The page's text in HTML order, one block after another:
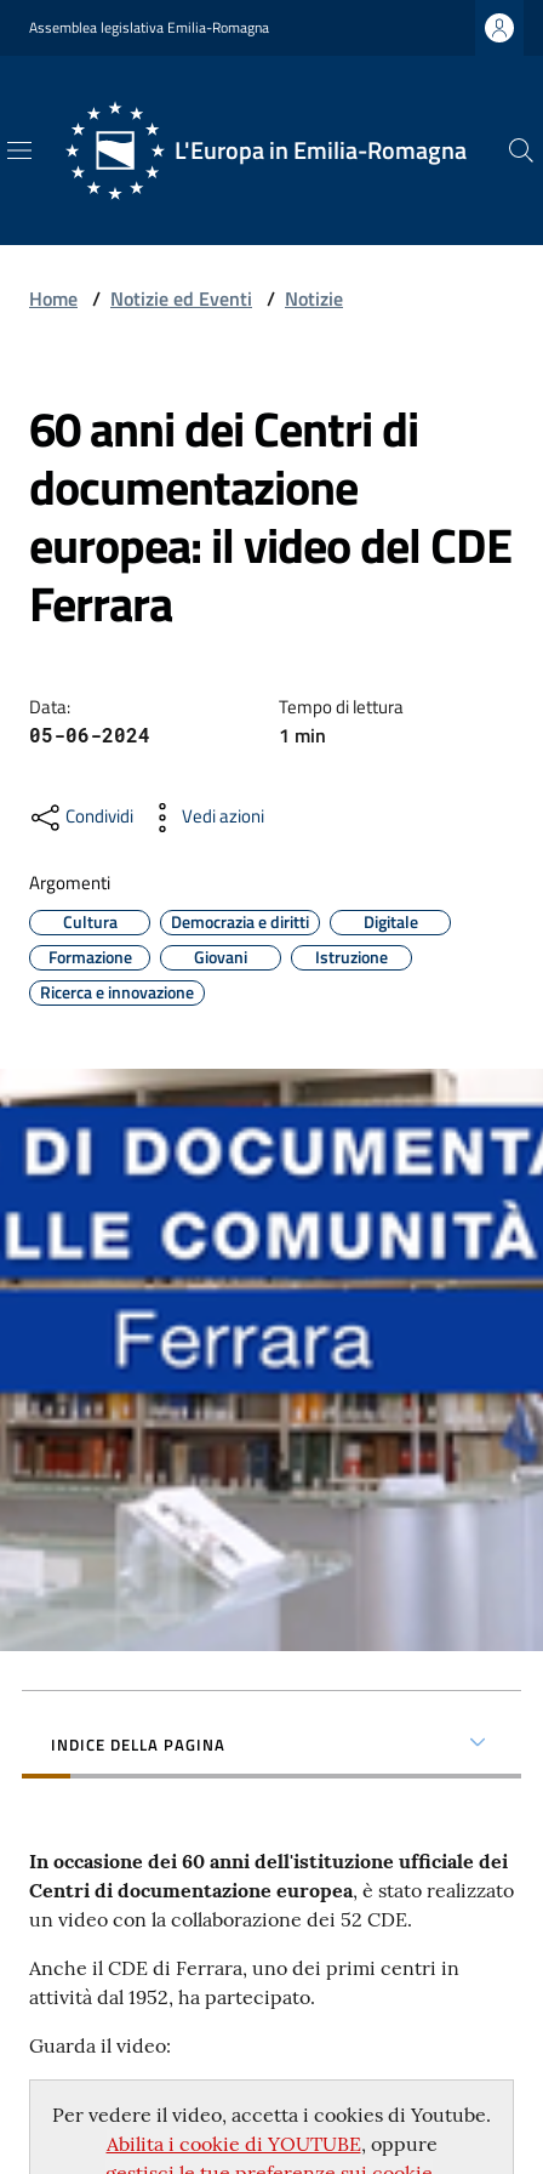
Vai al contenuto
Vai alla navigazione
Vai al footer
Assemblea legislativa Emilia-Romagna
L'Europa in Emilia-Romagna
L'Europa
Romagna
Chi
Siamo
Opportunità
Notizie
Partecipazione
Approfondimenti
Contatti
Seguici
su
Home / Notizie ed Eventi / Notizie
Salta al contenuto
60 anni dei Centri di
documentazione
europea: il video del CDE
Ferrara
Data:
05-06-2024
Tempo di lettura
1 min
Condividi Vedi azioni
Argomenti
Cultura Democrazia e diritti
Digitale
Formazione
Giovani
Istruzione
Ricerca e innovazione
INDICE DELLA PAGINA
In occasione dei 60 anni dell'istituzione ufficiale dei
Centri di documentazione europea, è stato realizzato
un video con la collaborazione dei 52 CDE.
Anche il CDE di Ferrara, uno dei primi centri in
attività dal 1952, ha partecipato.
Guarda il video:
Per vedere il video, accetta i cookies di Youtube.
Abilita i cookie di YOUTUBE, oppure